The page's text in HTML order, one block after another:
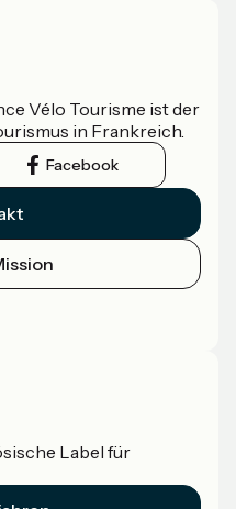
Vélo Tourisme ist der
in Frankreich.
Facebook
Label für